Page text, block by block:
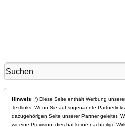
Hinweis: *) Diese Seite enthält Werbung
Textlinks. Wenn Sie auf sogenannte
dazugehörigen Seite unserer Partner geleitet.
wir eine Provision, dies hat keine nachteilige